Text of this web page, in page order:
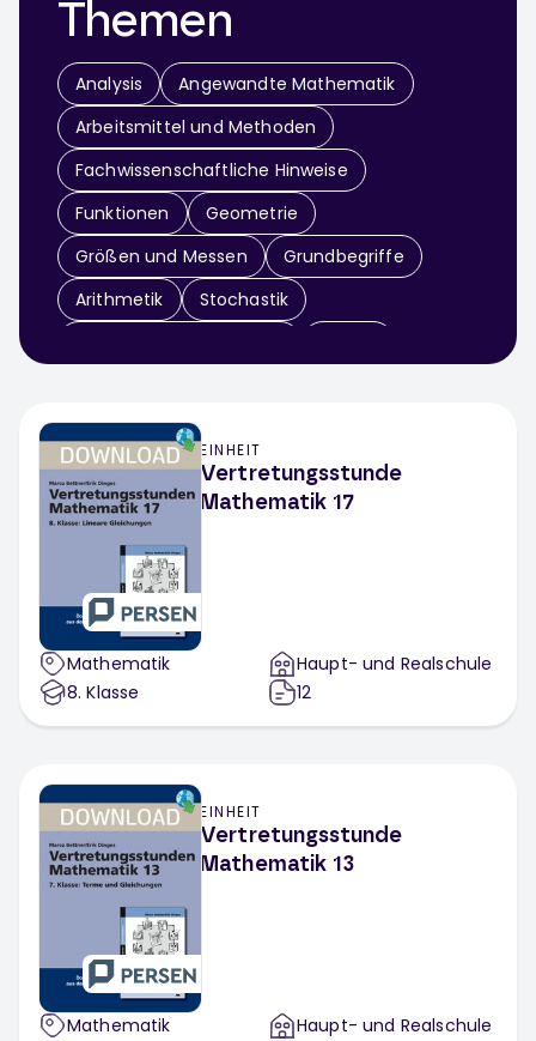
Themen
Analysis
Angewandte Mathematik
Arbeitsmittel und Methoden
Fachwissenschaftliche Hinweise
Funktionen
Geometrie
Größen und Messen
Grundbegriffe
Arithmetik
Stochastik
Mathematik Klassenarbeit
EINHEIT
Vertretungsstunde
Mathematik 17
Mathematik
8. Klasse
Haupt- und Realschule
12
EINHEIT
Vertretungsstunde
Mathematik 13
Mathematik
Haupt- und Realschule